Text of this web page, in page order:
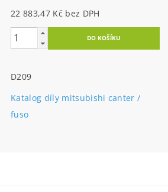
22 883,47 Kč bez DPH
D209
Katalog díly mitsubishi canter /
fuso